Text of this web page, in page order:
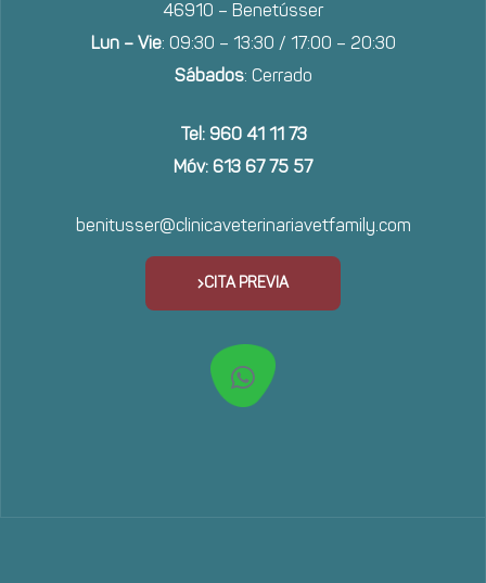
46910 – Benetússer
Lun – Vie: 09:30 – 13:30 / 17:00 – 20:30
Sábados: Cerrado
Tel: 960 41 11 73
Móv: 613 67 75 57
benitusser@clinicaveterinariavetfamily.com
CITA PREVIA